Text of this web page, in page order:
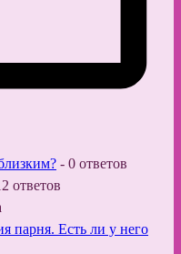
- 0 ответов
ответов
парня. Есть ли у него